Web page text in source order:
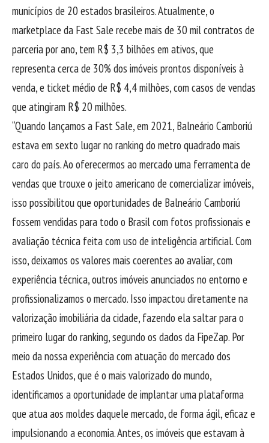
municípios de 20 estados brasileiros. Atualmente, o
marketplace da Fast Sale recebe mais de 30 mil contratos de
parceria por ano, tem R$ 3,3 bilhões em ativos, que
representa cerca de 30% dos imóveis prontos disponíveis à
venda, e ticket médio de R$ 4,4 milhões, com casos de vendas
que atingiram R$ 20 milhões.
“Quando lançamos a Fast Sale, em 2021, Balneário Camboriú
estava em sexto lugar no ranking do metro quadrado mais
caro do país. Ao oferecermos ao mercado uma ferramenta de
vendas que trouxe o jeito americano de comercializar imóveis,
isso possibilitou que oportunidades de Balneário Camboriú
fossem vendidas para todo o Brasil com fotos profissionais e
avaliação técnica feita com uso de inteligência artificial. Com
isso, deixamos os valores mais coerentes ao avaliar, com
experiência técnica, outros imóveis anunciados no entorno e
profissionalizamos o mercado. Isso impactou diretamente na
valorização imobiliária da cidade, fazendo ela saltar para o
primeiro lugar do ranking, segundo os dados da FipeZap. Por
meio da nossa experiência com atuação do mercado dos
Estados Unidos, que é o mais valorizado do mundo,
identificamos a oportunidade de implantar uma plataforma
que atua aos moldes daquele mercado, de forma ágil, eficaz e
impulsionando a economia. Antes, os imóveis que estavam à